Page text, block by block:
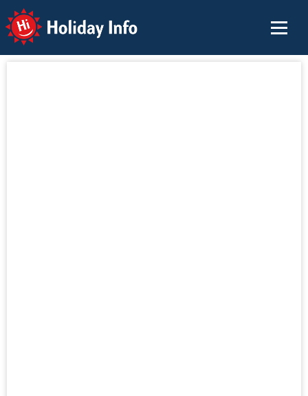
Holiday Info